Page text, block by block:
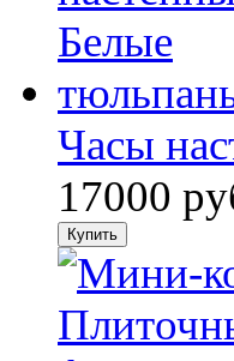
Часы
17000